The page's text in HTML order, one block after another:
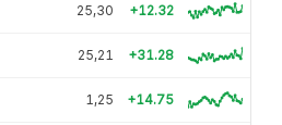
25,30 +12.32
25,21 +31.28
1,25 +14.75